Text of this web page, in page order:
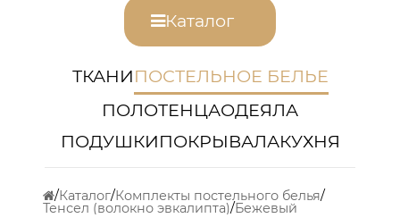
Каталог
ТКАНИПОСТЕЛЬНОЕ БЕЛЬЕ
ПОЛОТЕНЦАОДЕЯЛА
ПОДУШКИПОКРЫВАЛАКУХНЯ
Каталог Комплекты постельного белья
Тенсел (волокно эвкалипта) Бежевый